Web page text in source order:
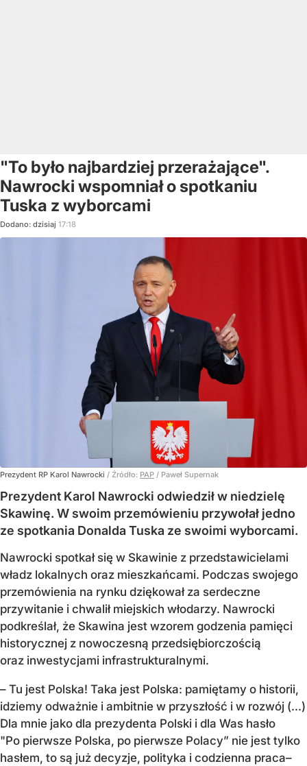
"To było najbardziej przerażające".
Nawrocki wspomniał o spotkaniu
Tuska z wyborcami
Dodano: dzisiaj 17:18
Prezydent RP Karol Nawrocki / Źródło: PAP / Paweł Supernak
Prezydent Karol Nawrocki odwiedził w niedzielę
Skawinę. W swoim przemówieniu przywołał jedno
ze spotkania Donalda Tuska ze swoimi wyborcami.
Nawrocki spotkał się w Skawinie z przedstawicielami
władz lokalnych oraz mieszkańcami. Podczas swojego
przemówienia na rynku dziękował za serdeczne
przywitanie i chwalił miejskich włodarzy. Nawrocki
podkreślał, że Skawina jest wzorem godzenia pamięci
historycznej z nowoczesną przedsiębiorczością
oraz inwestycjami infrastrukturalnymi.
– Tu jest Polska! Taka jest Polska: pamiętamy o historii,
idziemy odważnie i ambitnie w przyszłość i w rozwój (...)
Dla mnie jako dla prezydenta Polski i dla Was hasło
"Po pierwsze Polska, po pierwsze Polacy” nie jest tylko
hasłem, to są już decyzje, polityka i codzienna praca–